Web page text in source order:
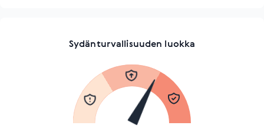
Sydänturvallisuuden luokka